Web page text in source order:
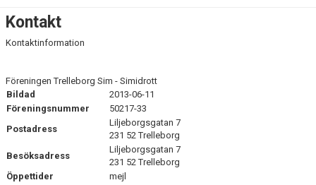
KONTAKT
KALENDER
BILDGALLERI
Kontakt
Kontaktinformation
Föreningen Trelleborg Sim - Simidrott
Bildad
2013-06-11
Föreningsnummer
50217-33
Postadress
Liljeborgsgatan 7
231 52 Trelleborg
Besöksadress
Liljeborgsgatan 7
231 52 Trelleborg
Öppettider
mejl